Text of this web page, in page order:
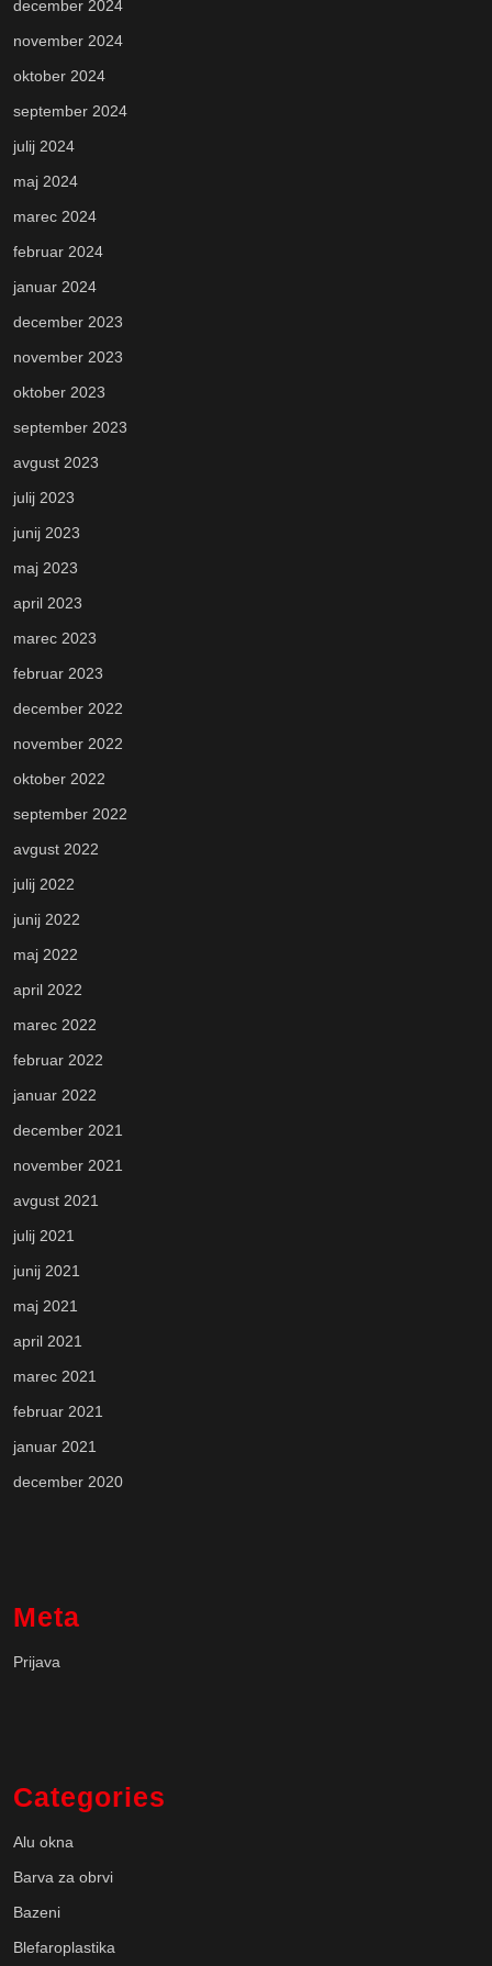
december 2024
november 2024
oktober 2024
september 2024
julij 2024
maj 2024
marec 2024
februar 2024
januar 2024
december 2023
november 2023
oktober 2023
september 2023
avgust 2023
julij 2023
junij 2023
maj 2023
april 2023
marec 2023
februar 2023
december 2022
november 2022
oktober 2022
september 2022
avgust 2022
julij 2022
junij 2022
maj 2022
april 2022
marec 2022
februar 2022
januar 2022
december 2021
november 2021
avgust 2021
julij 2021
junij 2021
maj 2021
april 2021
marec 2021
februar 2021
januar 2021
december 2020
Meta
Prijava
Categories
Alu okna
Barva za obrvi
Bazeni
Blefaroplastika